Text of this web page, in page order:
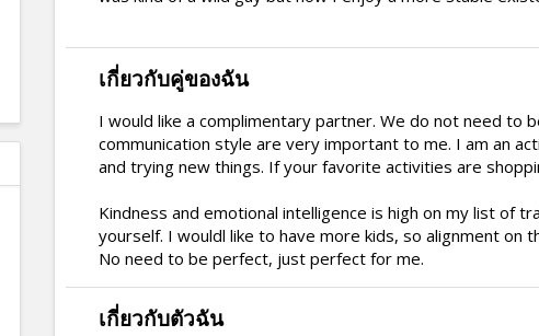
เกี่ยวกับคู่ของฉัน
I would like a complimentary partner. We do not need to
communication style are very important to me. I am an
and trying new things. If your favorite activities are
Kindness and emotional intelligence is high on my list of
yourself. I wouldl like to have more kids, so alignment on
No need to be perfect, just perfect for me.
เกี่ยวกับตัวฉัน